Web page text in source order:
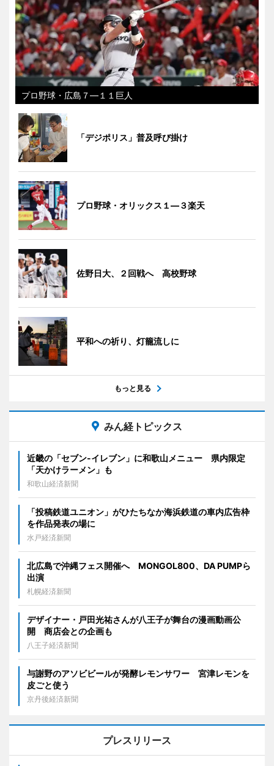
プロ野球・広島７―１１巨人
「デジポリス」普及呼び掛け
プロ野球・オリックス１―３楽天
佐野日大、２回戦へ 高校野球
平和への祈り、灯籠流しに
もっと見る
みん経トピックス
近畿の「セブン-イレブン」に和歌山メニュー 県内限定
「天かけラーメン」も
和歌山経済新聞
「投稿鉄道ユニオン」がひたちなか海浜鉄道の車内広告枠
を作品発表の場に
水戸経済新聞
北広島で沖縄フェス開催へ MONGOL800、DA PUMPら
出演
札幌経済新聞
デザイナー・戸田光祐さんが八王子が舞台の漫画動画公
開 商店会との企画も
八王子経済新聞
与謝野のアソビビールが発酵レモンサワー 宮津レモンを
皮ごと使う
京丹後経済新聞
プレスリリース